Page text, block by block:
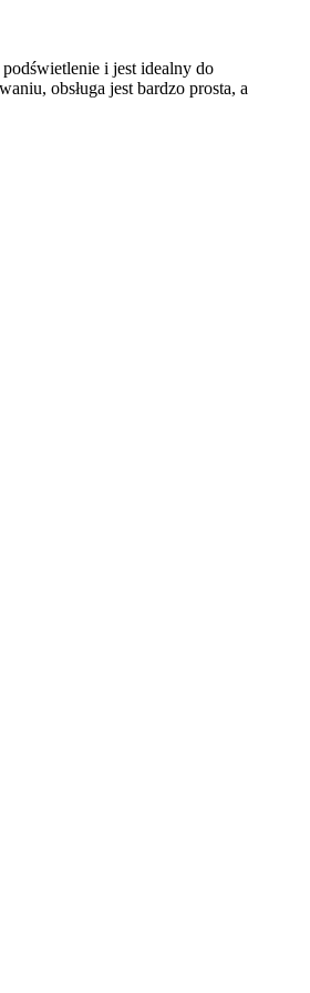
i jest idealny do
obsługa jest bardzo prosta, a